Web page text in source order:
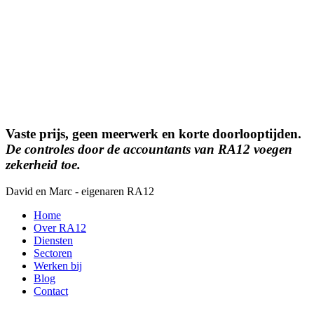
Vaste prijs, geen meerwerk en korte doorlooptijden.
De controles door de accountants van RA12 voegen
zekerheid toe.
David en Marc - eigenaren RA12
Home
Over RA12
Diensten
Sectoren
Werken bij
Blog
Contact